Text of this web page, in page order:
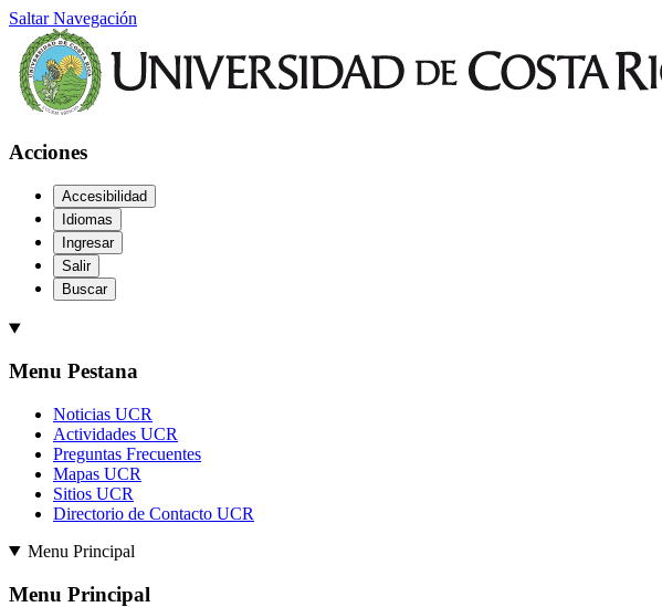
Saltar Navegación
Acciones
Accesibilidad
Idiomas
Ingresar
Salir
Buscar
Menu Pestana
Noticias UCR
Actividades UCR
Preguntas Frecuentes
Mapas UCR
Sitios UCR
Directorio de Contacto UCR
Menu Principal
Menu Principal